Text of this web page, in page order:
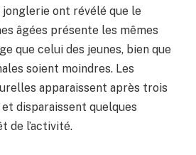
jonglerie ont révélé que le
âgées présente les mêmes
que celui des jeunes, bien que
soient moindres. Les
apparaissent après trois
disparaissent quelques
de l’activité.